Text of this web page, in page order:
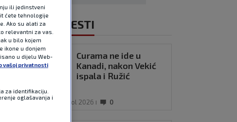
VIJESTI
Curama ne ide u
Kanadi, nakon Vekić
ispala i Ružić
MASTERS 1000 04. kol 2026 0
ili jedinstveni
ćete tehnologije
Ako su alati za
relevantni za vas.
u bilo kojem
ikone u donjem
u dijelu Web-
vašoj privatnosti
za identifikaciju.
oglašavanja i